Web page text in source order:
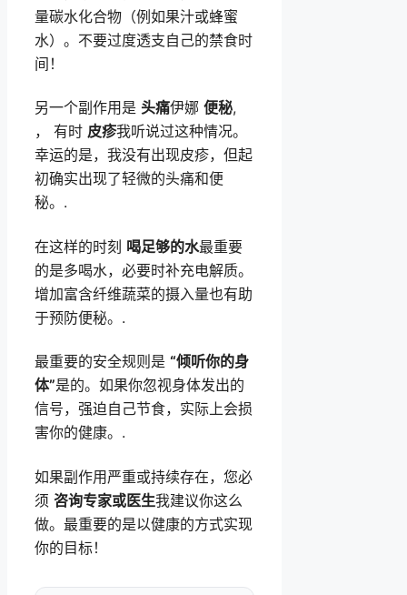
量碳水化合物（例如果汁或蜂蜜
水）。不要过度透支自己的禁食时
间！
另一个副作用是 头痛伊娜 便秘,
， 有时 皮疹我听说过这种情况。
幸运的是，我没有出现皮疹，但起
初确实出现了轻微的头痛和便
秘。.
在这样的时刻 喝足够的水最重要
的是多喝水，必要时补充电解质。
增加富含纤维蔬菜的摄入量也有助
于预防便秘。.
最重要的安全规则是 “倾听你的身
体”是的。如果你忽视身体发出的
信号，强迫自己节食，实际上会损
害你的健康。.
如果副作用严重或持续存在，您必
须 咨询专家或医生我建议你这么
做。最重要的是以健康的方式实现
你的目标！